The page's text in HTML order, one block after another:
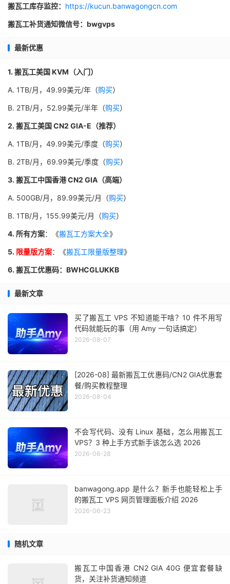
搬瓦工库存监控： https://kucun.banwagongcn.com
搬瓦工补货通知微信号：bwgvps
最新优惠
1. 搬瓦工美国 KVM（入门）
A. 1TB/月，49.99美元/年（购买）
B. 2TB/月，52.99美元/半年（购买）
2. 搬瓦工美国 CN2 GIA-E（推荐）
A. 1TB/月，49.99美元/季度（购买）
B. 2TB/月，69.99美元/季度（购买）
3. 搬瓦工中国香港 CN2 GIA（高端）
A. 500GB/月，89.99美元/月（购买）
B. 1TB/月，155.99美元/月（购买）
4. 所有方案：《搬瓦工方案大全》
5. 限量版方案：《搬瓦工限量版整理》
6. 搬瓦工优惠码：BWHCGLUKKB
最新文章
买了搬瓦工 VPS 不知道能干啥？10 件不用写
代码就能玩的事（用 Amy 一句话搞定）
2026-08-07
[2026-08] 最新搬瓦工优惠码/CN2 GIA优惠套
餐/购买教程整理
2026-08-04
不会写代码、没有 Linux 基础，怎么用搬瓦工
VPS？3 种上手方式新手该怎么选 2026
2026-06-28
banwagong.app 是什么？新手也能轻松上手
的搬瓦工 VPS 网页管理面板介绍 2026
2026-06-23
随机文章
搬瓦工中国香港 CN2 GIA 40G 便宜套餐缺
货，关注补货通知频道